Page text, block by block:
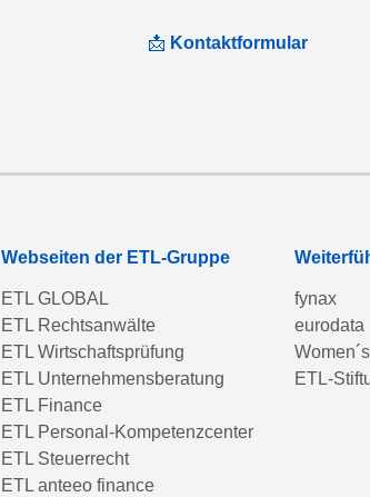
📩 Kontaktformular
Webseiten der ETL-Gruppe
ETL GLOBAL
ETL Rechtsanwälte
ETL Wirtschaftsprüfung
ETL Unternehmensberatung
ETL Finance
ETL Personal-Kompetenzcenter
ETL Steuerrecht
ETL anteeo finance
fynax
eurodata
ETL-